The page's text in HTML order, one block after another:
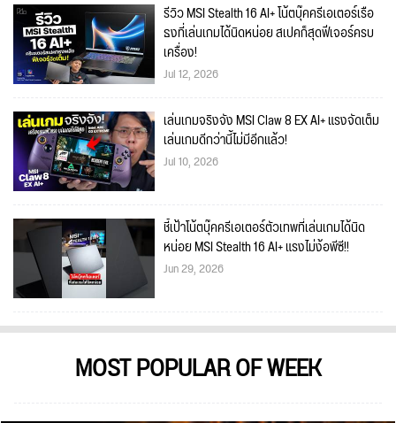
รีวิว MSI Stealth 16 AI+ โน้ตบุ๊คครีเอเตอร์เรือ
ธงที่เล่นเกมได้นิดหน่อย สเปคก็สุดฟีเจอร์ครบ
เครื่อง!
Jul 12, 2026
เล่นเกมจริงจัง MSI Claw 8 EX AI+ แรงจัดเต็ม
เล่นเกมดีกว่านี้ไม่มีอีกแล้ว!
Jul 10, 2026
ชี้เป้าโน้ตบุ๊คครีเอเตอร์ตัวเทพที่เล่นเกมได้นิด
หน่อย MSI Stealth 16 AI+ แรงไม่ง้อพีซี!!
Jun 29, 2026
MOST POPULAR OF WEEK